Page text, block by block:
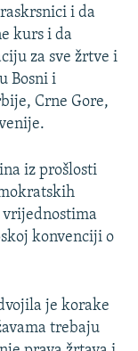
i da
kurs i da
za sve žrtve i
Bosni i
Crne Gore,
iz prošlosti
vrijednostima
konvenciji o
je korake
trebaju